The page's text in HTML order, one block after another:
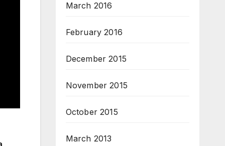
March 2016
February 2016
December 2015
November 2015
October 2015
March 2013